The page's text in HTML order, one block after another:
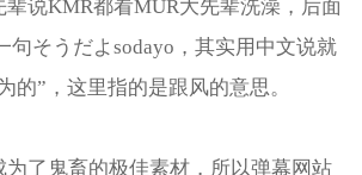
说KMR都看MUR大先辈洗澡，后面
句そうだよsodayo，其实用中文说就
的”，这里指的是跟风的意思。
了鬼畜的极佳素材，所以弹幕网站